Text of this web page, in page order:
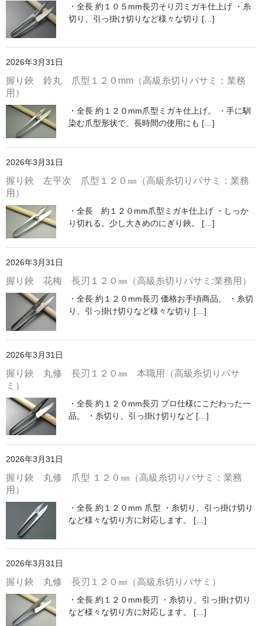
・全長 約１０５mm長刃そり刃ミガキ仕上げ ・糸
切り、引っ掛け切りなど様々な切り […]
2026年3月31日
握り鋏 鈴丸 爪型１２０mm（高級糸切りバサミ：業務
用）
・全長 約１２０mm爪型ミガキ仕上げ。 ・手に馴
染む爪型形状で、長時間の使用にも […]
2026年3月31日
握り鋏 左平次 爪型１２０㎜（高級糸切りバサミ：業務
用）
・全長 約１２０mm爪型ミガキ仕上げ ・しっか
り切れる。少し大きめのにぎり鋏。 […]
2026年3月31日
握り鋏 花梅 長刃１２０㎜（高級糸切りバサミ:業務用）
・全長 約１２０mm長刃 価格お手頃商品。 ・糸切
り、引っ掛け切りなど様々な切り […]
2026年3月31日
握り鋏 丸修 長刃１２０㎜ 本職用（高級糸切りバサ
ミ）
・全長 約１２０mm長刃 プロ仕様にこだわった一
品。 ・糸切り、引っ掛け切りなど […]
2026年3月31日
握り鋏 丸修 爪型 １２０㎜（高級糸切りバサミ：業務
用）
・全長 約１２０mm 爪型 ・糸切り、引っ掛け切り
など様々な切り方に対応します。 […]
2026年3月31日
握り鋏 丸修 長刃１２０㎜（高級糸切りバサミ）
・全長 約１２０mm長刃 ・糸切り、引っ掛け切り
など様々な切り方に対応します。 […]